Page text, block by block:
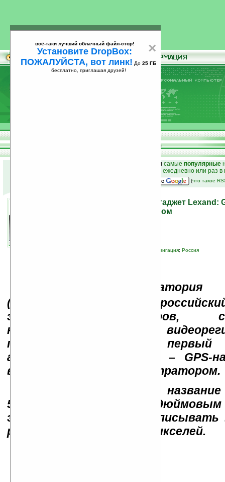
25
и самые популярные
на email ежедневно или раз
(что такое
Первый гибридный автогаджет Lexand:
встроенным регистратором
навигация; Россия
омпания «Лаборатория
(торговая марка Lexand),
электронных ридеров,
навигаторов и
представляет свой первый
автомобильный гаджет – GPS-
встроенным видеорегистратором.
Новинка, получившая
5550 HD, обладает 5-
экраном и позволяет записывать
разрешении 1280 на 720 пикселей.
×
всё-таки лучший облачный файл-стор!
Установите DropBox:
ПОЖАЛУЙСТА, вот линк! До 25 ГБ
бесплатно, приглашая друзей!